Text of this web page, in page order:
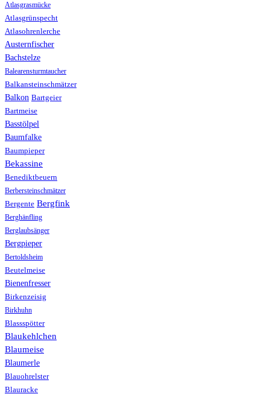
Atlasgrasmücke
Atlasgrünspecht
Atlasohrenlerche
Austernfischer
Bachstelze
Balearensturmtaucher
Balkansteinschmätzer
Balkon Bartgeier
Bartmeise
Basstölpel
Baumfalke
Baumpieper
Bekassine
Benediktbeuern
Berbersteinschmätzer
Bergente Bergfink
Berghänfling
Berglaubsänger
Bergpieper
Bertoldsheim
Beutelmeise
Bienenfresser
Birkenzeisig
Birkhuhn
Blassspötter
Blaukehlchen
Blaumeise
Blaumerle
Blauohrelster
Blauracke